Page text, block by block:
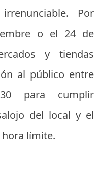
Por
o el 24 de
y tiendas
al público entre
para cumplir
del local y el
hora límite.